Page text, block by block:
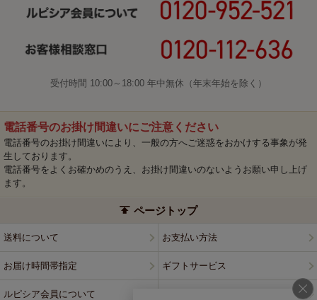
受付時間 10:00～18:00 年中無休（年末年始を除く）
電話番号のお掛け間違いにご注意ください
電話番号のお掛け間違いにより、一般の方へご迷惑をおかけする事象が発
生しております。
電話番号をよくお確かめのうえ、お掛け間違いのないようお願い申し上げ
ます。
ページトップ
送料について お支払い方法
お届け時間帯指定 ギフトサービス
ルピシア会員について